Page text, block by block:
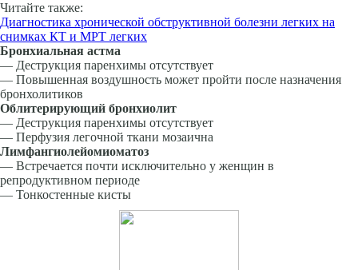
Читайте также:
Диагностика хронической обструктивной болезни легких на
снимках КТ и МРТ легких
Бронхиальная астма
— Деструкция паренхимы отсутствует
— Повышенная воздушность может пройти после назначения
бронхолитиков
Облитерирующий бронхиолит
— Деструкция паренхимы отсутствует
— Перфузия легочной ткани мозаична
Лимфангиолейомиоматоз
— Встречается почти исключительно у женщин в
репродуктивном периоде
— Тонкостенные кисты